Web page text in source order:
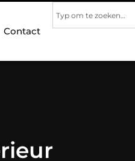
Contact